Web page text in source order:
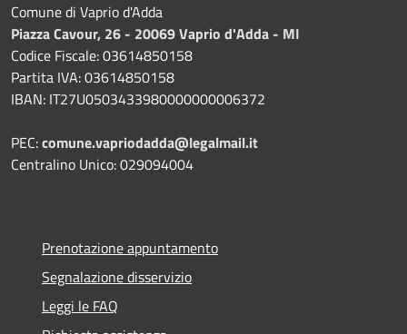
Comune di Vaprio d'Adda
Piazza Cavour, 26 - 20069 Vaprio d'Adda - MI
Codice Fiscale: 03614850158
Partita IVA: 03614850158
IBAN: IT27U0503433980000000006372
PEC:comune.vapriodadda@legalmail.it
Centralino Unico: 029094004
Prenotazione appuntamento
Segnalazione disservizio
Leggi le FAQ